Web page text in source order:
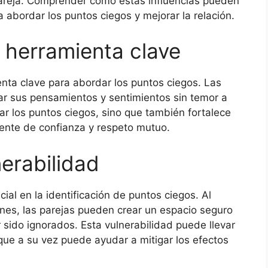
los puntos ciegos y mejorar la relación.
clave
clave para abordar los puntos ciegos. Las
sus pensamientos y sentimientos sin temor a
los puntos ciegos, sino que también fortalece
de confianza y respeto mutuo.
en la identificación de puntos ciegos. Al
las parejas pueden crear un espacio seguro
ignorados. Esta vulnerabilidad puede llevar
a su vez puede ayudar a mitigar los efectos